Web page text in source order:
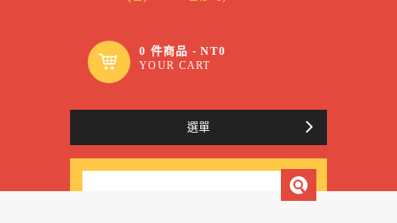
0 件商品 - NT0
YOUR CART
選單